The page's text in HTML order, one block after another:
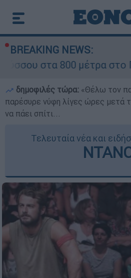
BREAKING NEWS:
μέτρα στο Παγκόσμιο
δημοφιλές τώρα: «Θέλω τον
παρέσυρε νύφη λίγες ώρες μετά
να πάει σπίτι...
Τελευταία νέα και